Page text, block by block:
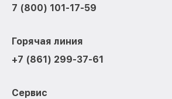
7 (800) 101-17-59
Горячая линия
+7 (861) 299-37-61
Сервис